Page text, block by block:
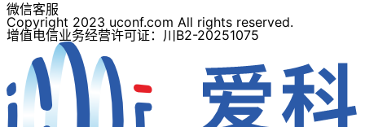
微信客服
Copyright 2023 uconf.com All rights reserved.
增值电信业务经营许可证：川B2-20251075